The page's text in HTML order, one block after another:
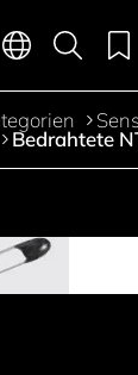
Hauptnavigation
Sprachen
Bedrahtete